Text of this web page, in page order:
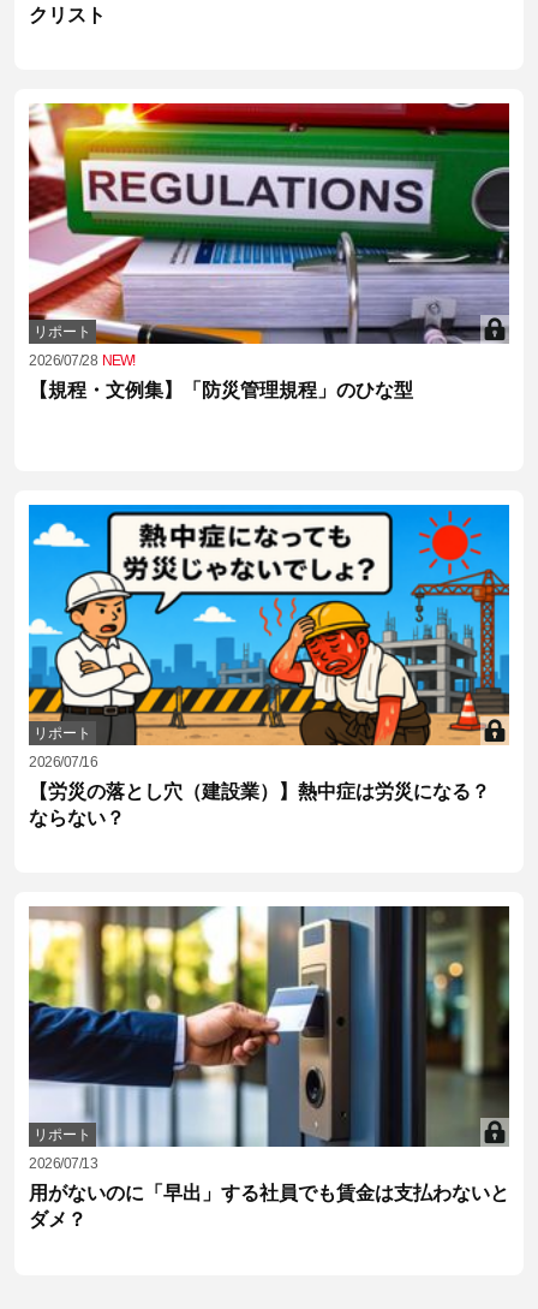
クリスト
リポート
2026/07/28 NEW!
【規程・文例集】「防災管理規程」のひな型
リポート
2026/07/16
【労災の落とし穴（建設業）】熱中症は労災になる？
ならない？
リポート
2026/07/13
用がないのに「早出」する社員でも賃金は支払わないと
ダメ？